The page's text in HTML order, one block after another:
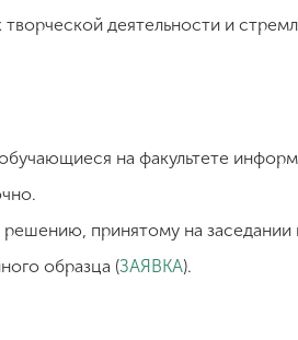
творческой деятельности и
на факультете
принятому на заседании
образца (ЗАЯВКА).